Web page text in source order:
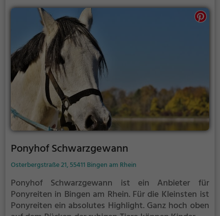
Ponyhof Schwarzgewann
Osterbergstraße 21, 55411 Bingen am Rhein
Ponyhof Schwarzgewann ist ein Anbieter für
Ponyreiten in Bingen am Rhein. Für die Kleinsten ist
Ponyreiten ein absolutes Highlight. Ganz hoch oben